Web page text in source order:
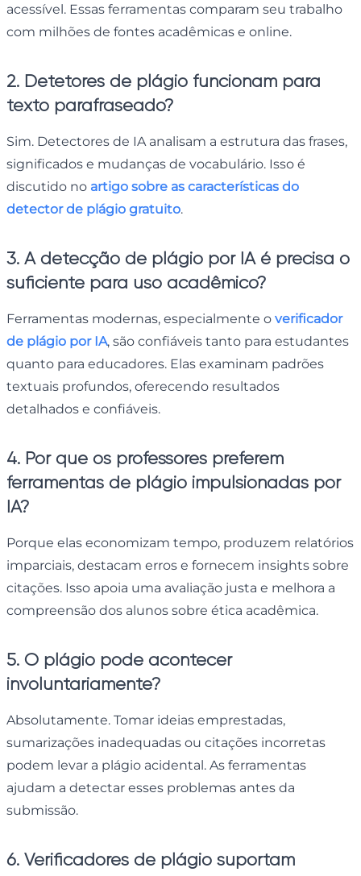
acessível. Essas ferramentas comparam seu trabalho
com milhões de fontes acadêmicas e online.
2. Detetores de plágio funcionam para
texto parafraseado?
Sim. Detectores de IA analisam a estrutura das frases,
significados e mudanças de vocabulário. Isso é
discutido no artigo sobre as características do
detector de plágio gratuito.
3. A detecção de plágio por IA é precisa o
suficiente para uso acadêmico?
Ferramentas modernas, especialmente o verificador
de plágio por IA, são confiáveis tanto para estudantes
quanto para educadores. Elas examinam padrões
textuais profundos, oferecendo resultados
detalhados e confiáveis.
4. Por que os professores preferem
ferramentas de plágio impulsionadas por
IA?
Porque elas economizam tempo, produzem relatórios
imparciais, destacam erros e fornecem insights sobre
citações. Isso apoia uma avaliação justa e melhora a
compreensão dos alunos sobre ética acadêmica.
5. O plágio pode acontecer
involuntariamente?
Absolutamente. Tomar ideias emprestadas,
sumarizações inadequadas ou citações incorretas
podem levar a plágio acidental. As ferramentas
ajudam a detectar esses problemas antes da
submissão.
6. Verificadores de plágio suportam